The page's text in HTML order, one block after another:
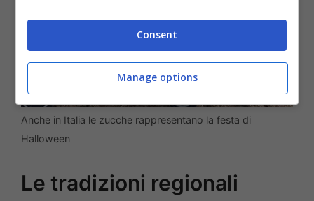
Anche in Italia le zucche rappresentano la festa di
Halloween
Le tradizioni regionali
Consent
Manage options